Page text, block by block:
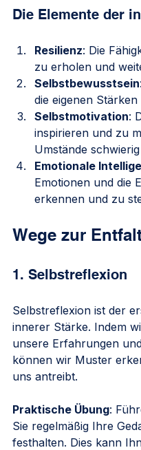
Die Elemente der
Resilienz: Die
zu erholen und
Selbstbewusstsein
die eigenen
Selbstmotivation:
inspirieren und zu
Umstände
Emotionale
Emotionen und die
erkennen und zu
Wege zur
1. Selbstreflexion
Selbstreflexion ist der
innerer Stärke. Indem
unsere Erfahrungen
können wir Muster
uns antreibt.
Praktische Übung:
Sie regelmäßig Ihre
festhalten. Dies kann